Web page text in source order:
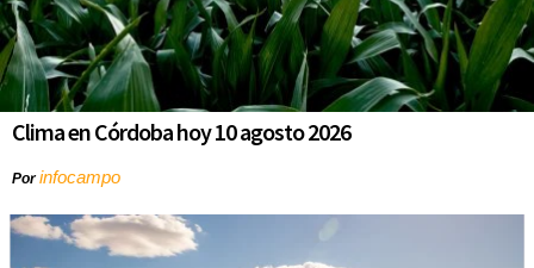
Clima en Córdoba hoy 10 agosto 2026
Porinfocampo